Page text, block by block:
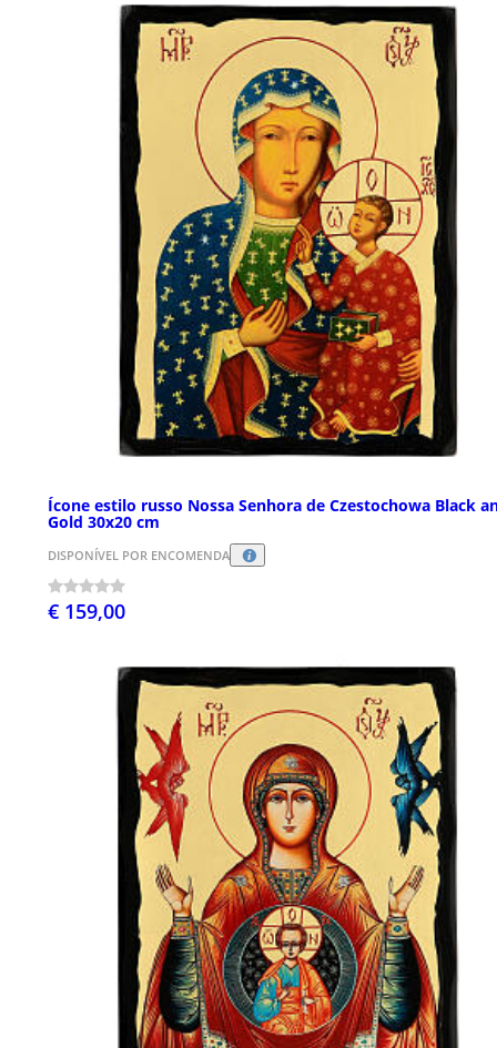
Ícone estilo russo Nossa Senhora de Czestochowa Black
Gold 30x20 cm
DISPONÍVEL POR ENCOMENDA
€ 159,00